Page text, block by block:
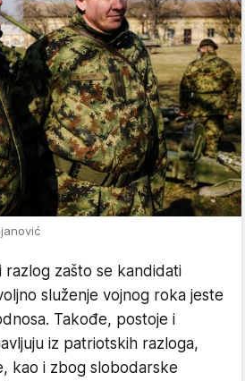
razlog zašto se kandidati
služenje vojnog roka jeste
Takođe, postoje i
iz patriotskih razloga,
kao i zbog slobodarske